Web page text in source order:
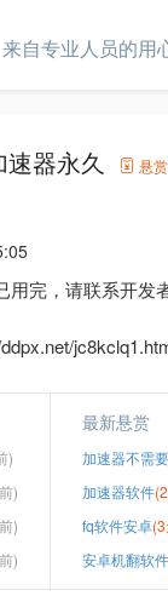
来自专业人员的用
器永久 悬赏
用完，请联系开发
)
)
)
)
最新悬赏
加速器软件
fq软件安卓
安卓机翻软件